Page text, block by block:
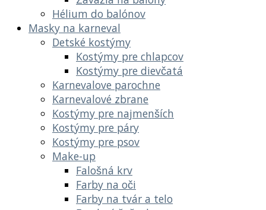
Hélium do balónov
Masky na karneval
Detské kostýmy
Kostýmy pre chlapcov
Kostýmy pre dievčatá
Karnevalove parochne
Karnevalové zbrane
Kostýmy pre najmenších
Kostýmy pre páry
Kostýmy pre psov
Make-up
Falošná krv
Farby na oči
Farby na tvár a telo